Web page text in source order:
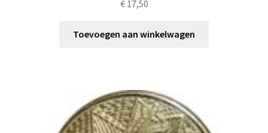
€17,50
Toevoegen aan winkelwagen